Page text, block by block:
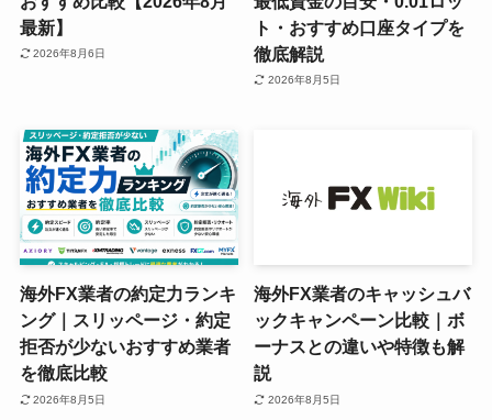
最新】
2026年8月6日
ト・おすすめ口座タイプを
徹底解説
2026年8月5日
海外FX業者の約定力ランキ
ング｜スリッページ・約定
拒否が少ないおすすめ業者
を徹底比較
2026年8月5日
海外FX業者のキャッシュバ
ックキャンペーン比較｜ボ
ーナスとの違いや特徴も解
説
2026年8月5日